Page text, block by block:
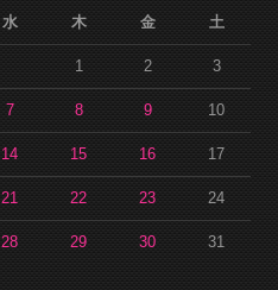
水 木 金 土
1 2 3
7 8 9 10
14 15 16 17
21 22 23 24
28 29 30 31